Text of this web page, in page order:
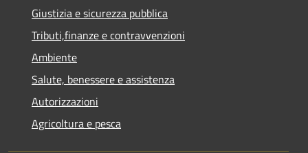
Giustizia e sicurezza pubblica
Tributi,finanze e contravvenzioni
Ambiente
Salute, benessere e assistenza
Autorizzazioni
Agricoltura e pesca